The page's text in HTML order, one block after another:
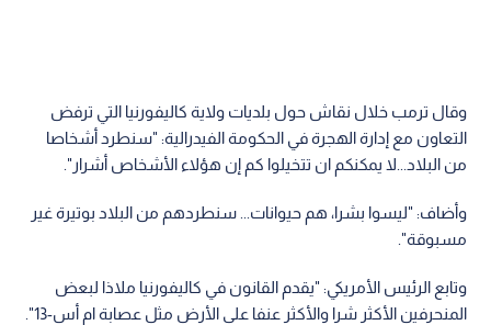
وقال ترمب خلال نقاش حول بلديات ولاية كاليفورنيا التي ترفض
التعاون مع إدارة الهجرة في الحكومة الفيدرالية: "سنطرد أشخاصا
من البلاد...لا يمكنكم ان تتخيلوا كم إن هؤلاء الأشخاص أشرار".
وأضاف: "ليسوا بشرا، هم حيوانات... سنطردهم من البلاد بوتيرة غير
مسبوقة".
وتابع الرئيس الأمريكي: "يقدم القانون في كاليفورنيا ملاذا لبعض
المنحرفين الأكثر شرا والأكثر عنفا على الأرض مثل عصابة ام أس-13".